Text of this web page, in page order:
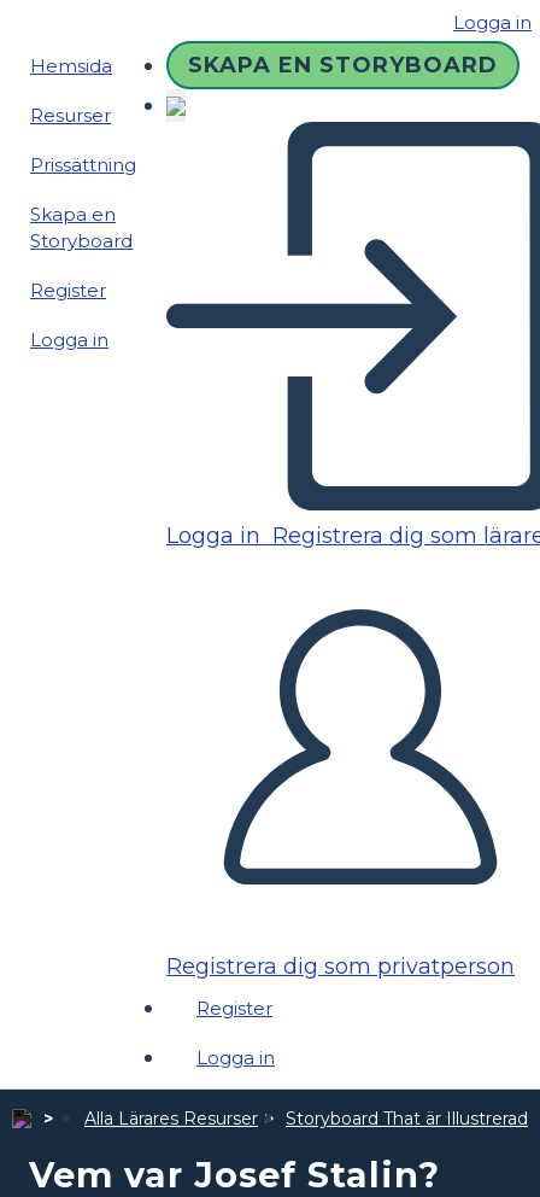
Logga in
Hemsida
Resurser
Prissättning
Skapa en
Storyboard
Register
Logga in
SKAPA EN STORYBOARD
Logga in Registrera dig som
Registrera dig som privatperson
Register
Logga in
Alla Lärares Resurser Storyboard That är
Vem var Josef Stalin?